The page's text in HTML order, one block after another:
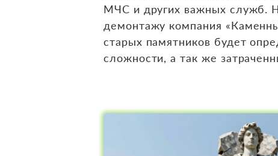
МЧС и других важных служб.
демонтажу компания
старых памятников будет
сложности, а так же